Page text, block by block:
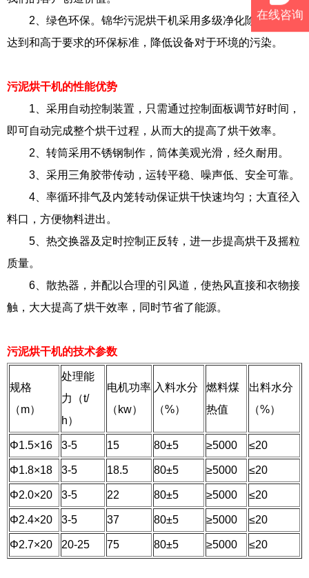
2、绿色环保。锦华污泥烘干机采用多级净化除尘设备，
达到和高于要求的环保标准，降低设备对于环境的污染。
污泥烘干机的性能优势
1、采用自动控制装置，只需通过控制面板调节好时间，
即可自动完成整个烘干过程，从而大的提高了烘干效率。
2、转筒采用不锈钢制作，筒体美观光滑，经久耐用。
3、采用三角胶带传动，运转平稳、噪声低、安全可靠。
4、率循环排气及内笼转动保证烘干快速均匀；大直径入
料口，方便物料进出。
5、热交换器及定时控制正反转，进一步提高烘干及摇粒
质量。
6、散热器，并配以合理的引风道，使热风直接和衣物接
触，大大提高了烘干效率，同时节省了能源。
污泥烘干机的技术参数
规格
（m）
处理能
力（t/
h）
电机功率
（kw）
入料水分
（%）
燃料煤
热值
出料水分
（%）
Φ1.5×16 3-5 15 80±5 ≥5000 ≤20
Φ1.8×18 3-5 18.5 80±5 ≥5000 ≤20
Φ2.0×20 3-5 22 80±5 ≥5000 ≤20
Φ2.4×20 3-5 37 80±5 ≥5000 ≤20
Φ2.7×20 20-25 75 80±5 ≥5000 ≤20
在线咨询